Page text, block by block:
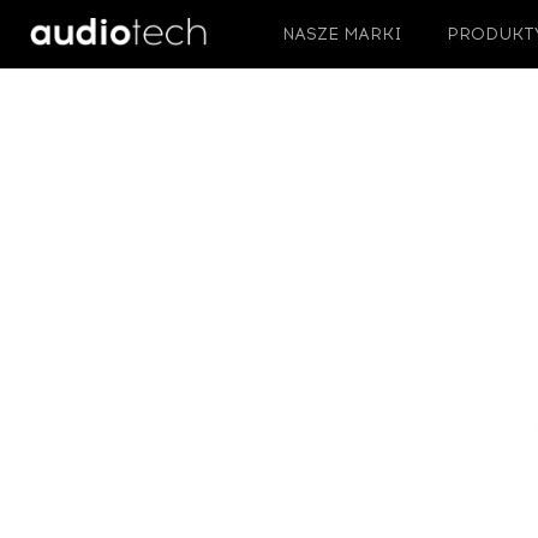
NASZE MARKI